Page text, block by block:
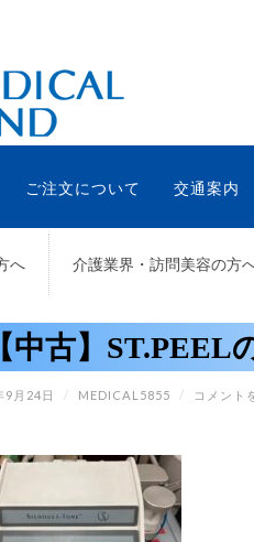
ご注文について 交通案内
へ 介護業界・訪問美容の方
【中古】ST.PEEL
9月24日 / MEDICAL5855 /
【中
コメント